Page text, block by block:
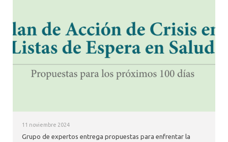
11 noviembre 2024
Grupo de expertos entrega propuestas para enfrentar la